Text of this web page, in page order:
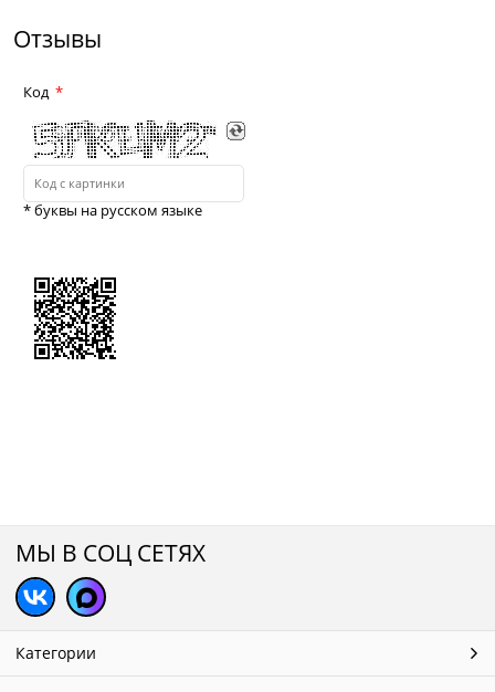
Отзывы
Код
* буквы на русском языке
МЫ В СОЦ СЕТЯХ
Категории